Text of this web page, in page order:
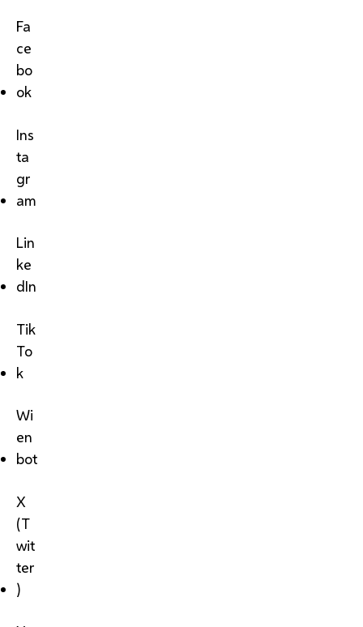
Fa
ce
bo
ok
Ins
ta
gr
am
Lin
ke
dIn
Tik
To
k
Wi
en
bot
X
(T
wit
ter
)